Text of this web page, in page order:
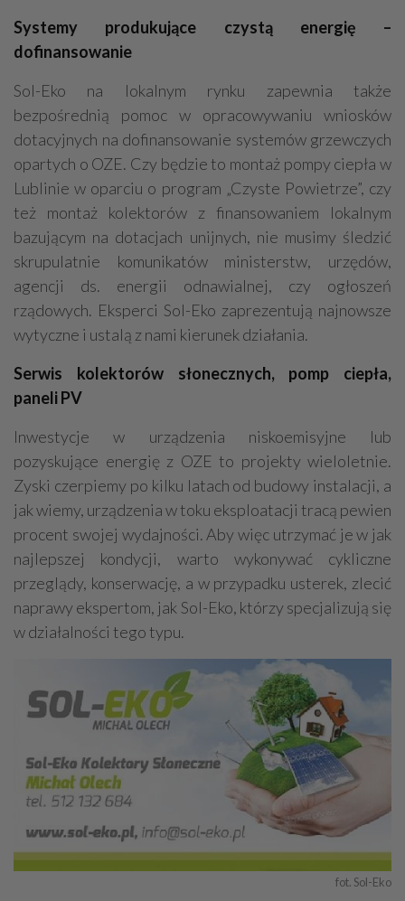
Systemy produkujące czystą energię –
dofinansowanie
Sol-Eko na lokalnym rynku zapewnia także
bezpośrednią pomoc w opracowywaniu wniosków
dotacyjnych na dofinansowanie systemów grzewczych
opartych o OZE. Czy będzie to montaż pompy ciepła w
Lublinie w oparciu o program „Czyste Powietrze”, czy
też montaż kolektorów z finansowaniem lokalnym
bazującym na dotacjach unijnych, nie musimy śledzić
skrupulatnie komunikatów ministerstw, urzędów,
agencji ds. energii odnawialnej, czy ogłoszeń
rządowych. Eksperci Sol-Eko zaprezentują najnowsze
wytyczne i ustalą z nami kierunek działania.
Serwis kolektorów słonecznych, pomp ciepła,
paneli PV
Inwestycje w urządzenia niskoemisyjne lub
pozyskujące energię z OZE to projekty wieloletnie.
Zyski czerpiemy po kilku latach od budowy instalacji, a
jak wiemy, urządzenia w toku eksploatacji tracą pewien
procent swojej wydajności. Aby więc utrzymać je w jak
najlepszej kondycji, warto wykonywać cykliczne
przeglądy, konserwację, a w przypadku usterek, zlecić
naprawy ekspertom, jak Sol-Eko, którzy specjalizują się
w działalności tego typu.
fot. Sol-Eko